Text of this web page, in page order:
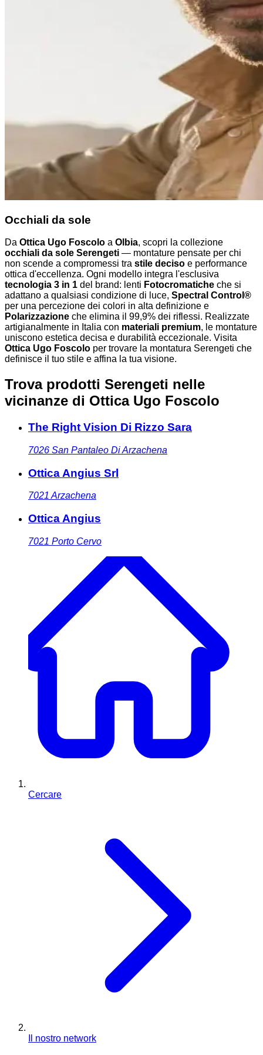
Occhiali da sole
Da Ottica Ugo Foscolo a Olbia, scopri la collezione
occhiali da sole Serengeti — montature pensate per chi
non scende a compromessi tra stile deciso e performance
ottica d'eccellenza. Ogni modello integra l'esclusiva
tecnologia 3 in 1 del brand: lenti Fotocromatiche che si
adattano a qualsiasi condizione di luce, Spectral Control®
per una percezione dei colori in alta definizione e
Polarizzazione che elimina il 99,9% dei riflessi. Realizzate
artigianalmente in Italia con materiali premium, le montature
uniscono estetica decisa e durabilità eccezionale. Visita
Ottica Ugo Foscolo per trovare la montatura Serengeti che
definisce il tuo stile e affina la tua visione.
Trova prodotti Serengeti nelle
vicinanze di Ottica Ugo Foscolo
The Right Vision Di Rizzo Sara
7026 San Pantaleo Di Arzachena
Ottica Angius Srl
7021 Arzachena
Ottica Angius
7021 Porto Cervo
Cercare
Il nostro network